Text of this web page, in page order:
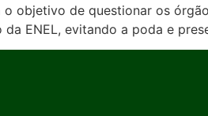
o objetivo de questionar os
da ENEL, evitando a poda e